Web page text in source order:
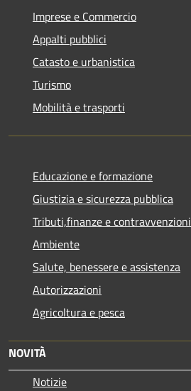
Imprese e Commercio
Appalti pubblici
Catasto e urbanistica
Turismo
Mobilità e trasporti
Educazione e formazione
Giustizia e sicurezza pubblica
Tributi,finanze e contravvenzioni
Ambiente
Salute, benessere e assistenza
Autorizzazioni
Agricoltura e pesca
NOVITÀ
Notizie